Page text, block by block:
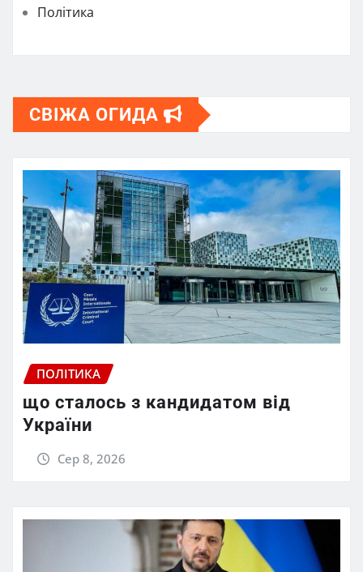
Політика
СВІЖА ОГИДА
ПОЛІТИКА
що сталось з кандидатом від
України
Сер 8, 2026